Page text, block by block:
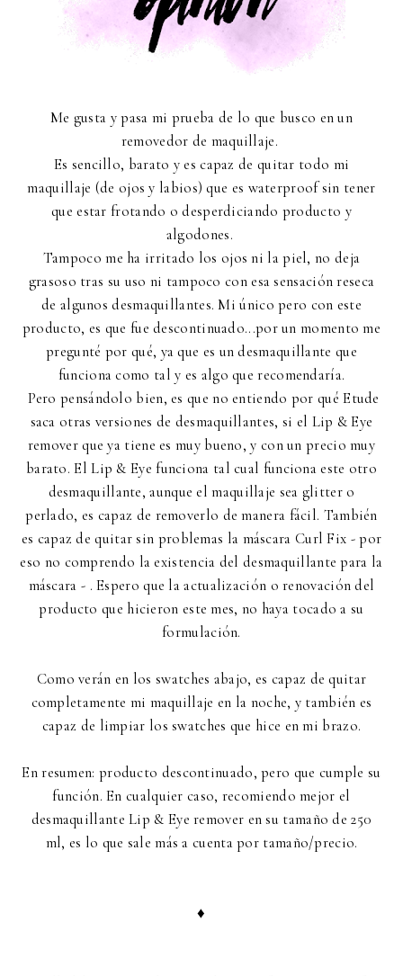
Me gusta y pasa mi prueba de lo que busco en un
removedor de maquillaje.
Es sencillo, barato y es capaz de quitar todo mi
maquillaje (de ojos y labios) que es waterproof sin tener
que estar frotando o desperdiciando producto y
algodones.
Tampoco me ha irritado los ojos ni la piel, no deja
grasoso tras su uso ni tampoco con esa sensación reseca
de algunos desmaquillantes. Mi único pero con este
producto, es que fue descontinuado...por un momento me
pregunté por qué, ya que es un desmaquillante que
funciona como tal y es algo que recomendaría.
Pero pensándolo bien, es que no entiendo por qué Etude
saca otras versiones de desmaquillantes, si el Lip & Eye
remover que ya tiene es muy bueno, y con un precio muy
barato. El Lip & Eye funciona tal cual funciona este otro
desmaquillante, aunque el maquillaje sea glitter o
perlado, es capaz de removerlo de manera fácil. También
es capaz de quitar sin problemas la máscara Curl Fix - por
eso no comprendo la existencia del desmaquillante para la
máscara - . Espero que la actualización o renovación del
producto que hicieron este mes, no haya tocado a su
formulación.
Como verán en los swatches abajo, es capaz de quitar
completamente mi maquillaje en la noche, y también es
capaz de limpiar los swatches que hice en mi brazo.
En resumen: producto descontinuado, pero que cumple su
función. En cualquier caso, recomiendo mejor el
desmaquillante Lip & Eye remover en su tamaño de 250
ml, es lo que sale más a cuenta por tamaño/precio.
♦